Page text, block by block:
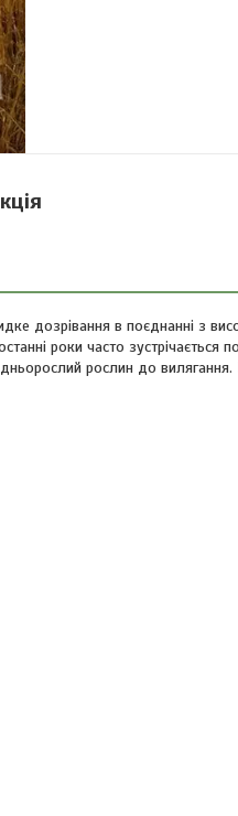
дозрівання в поєднанні з
роки часто зустрічається
рослин до